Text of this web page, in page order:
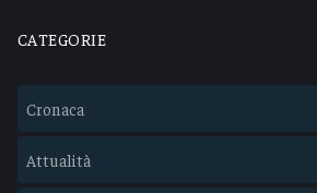
CATEGORIE
Cronaca
Attualità